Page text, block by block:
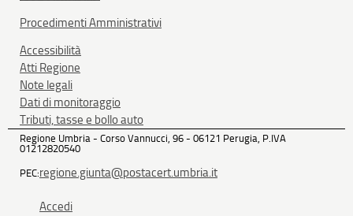
Procedimenti Amministrativi
Accessibilità
Atti Regione
Note legali
Dati di monitoraggio
Tributi, tasse e bollo auto
Regione Umbria - Corso Vannucci, 96 - 06121 Perugia, P.IVA
01212820540
PEC:regione.giunta@postacert.umbria.it
Accedi